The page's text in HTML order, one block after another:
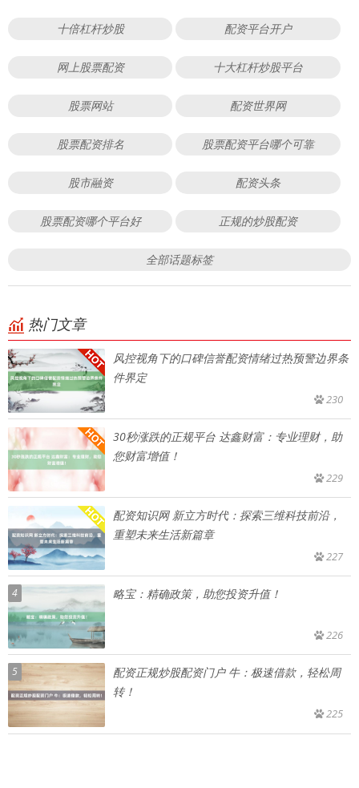
十倍杠杆炒股 配资平台开户
网上股票配资 十大杠杆炒股平台
股票网站 配资世界网
股票配资排名 股票配资平台哪个可靠
股市融资 配资头条
股票配资哪个平台好 正规的炒股配资
全部话题标签
热门文章
风控视角下的口碑信誉配资情绪过热预警边界条
件界定
230
30秒涨跌的正规平台 达鑫财富：专业理财，助
您财富增值！
229
配资知识网 新立方时代：探索三维科技前沿，
重塑未来生活新篇章
227
4 略宝：精确政策，助您投资升值！
226
5
配资正规炒股配资门户 牛：极速借款，轻松周
转！
225